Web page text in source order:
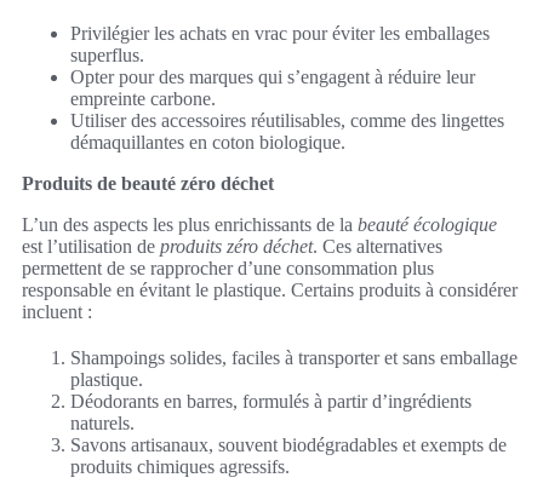
Privilégier les achats en vrac pour éviter les emballages
superflus.
Opter pour des marques qui s’engagent à réduire leur
empreinte carbone.
Utiliser des accessoires réutilisables, comme des lingettes
démaquillantes en coton biologique.
Produits de beauté zéro déchet
L’un des aspects les plus enrichissants de la beauté écologique
est l’utilisation de produits zéro déchet. Ces alternatives
permettent de se rapprocher d’une consommation plus
responsable en évitant le plastique. Certains produits à considérer
incluent :
Shampoings solides, faciles à transporter et sans emballage
plastique.
Déodorants en barres, formulés à partir d’ingrédients
naturels.
Savons artisanaux, souvent biodégradables et exempts de
produits chimiques agressifs.